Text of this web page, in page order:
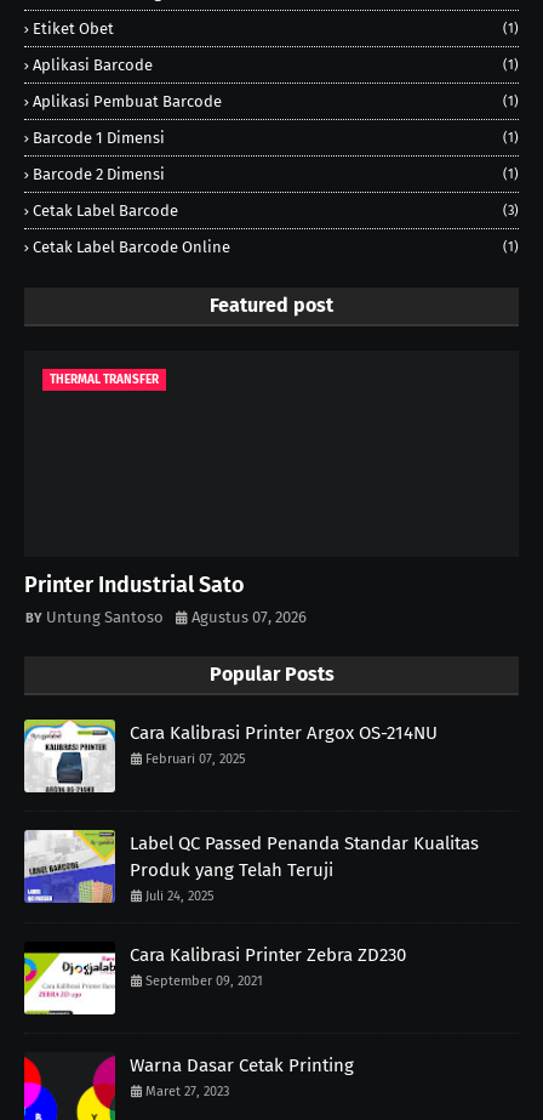
Etiket Obet (1)
Aplikasi Barcode (1)
Aplikasi Pembuat Barcode (1)
Barcode 1 Dimensi (1)
Barcode 2 Dimensi (1)
Cetak Label Barcode (3)
Cetak Label Barcode Online (1)
Featured post
THERMAL TRANSFER
Printer Industrial Sato
Untung Santoso Agustus 07, 2026
Popular Posts
Cara Kalibrasi Printer Argox OS-214NU
Februari 07, 2025
Label QC Passed Penanda Standar Kualitas
Produk yang Telah Teruji
Juli 24, 2025
Cara Kalibrasi Printer Zebra ZD230
September 09, 2021
Warna Dasar Cetak Printing
Maret 27, 2023